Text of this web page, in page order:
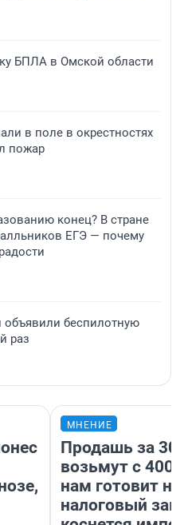
БПЛА в Омской области
в поле в окрестностях
пожар
конец? В стране
ЕГЭ — почему
объявили беспилотную
раз
МНЕНИЕ
Продашь за
возьмут с
нам готовит
налоговый